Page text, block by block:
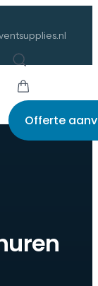
Offerte